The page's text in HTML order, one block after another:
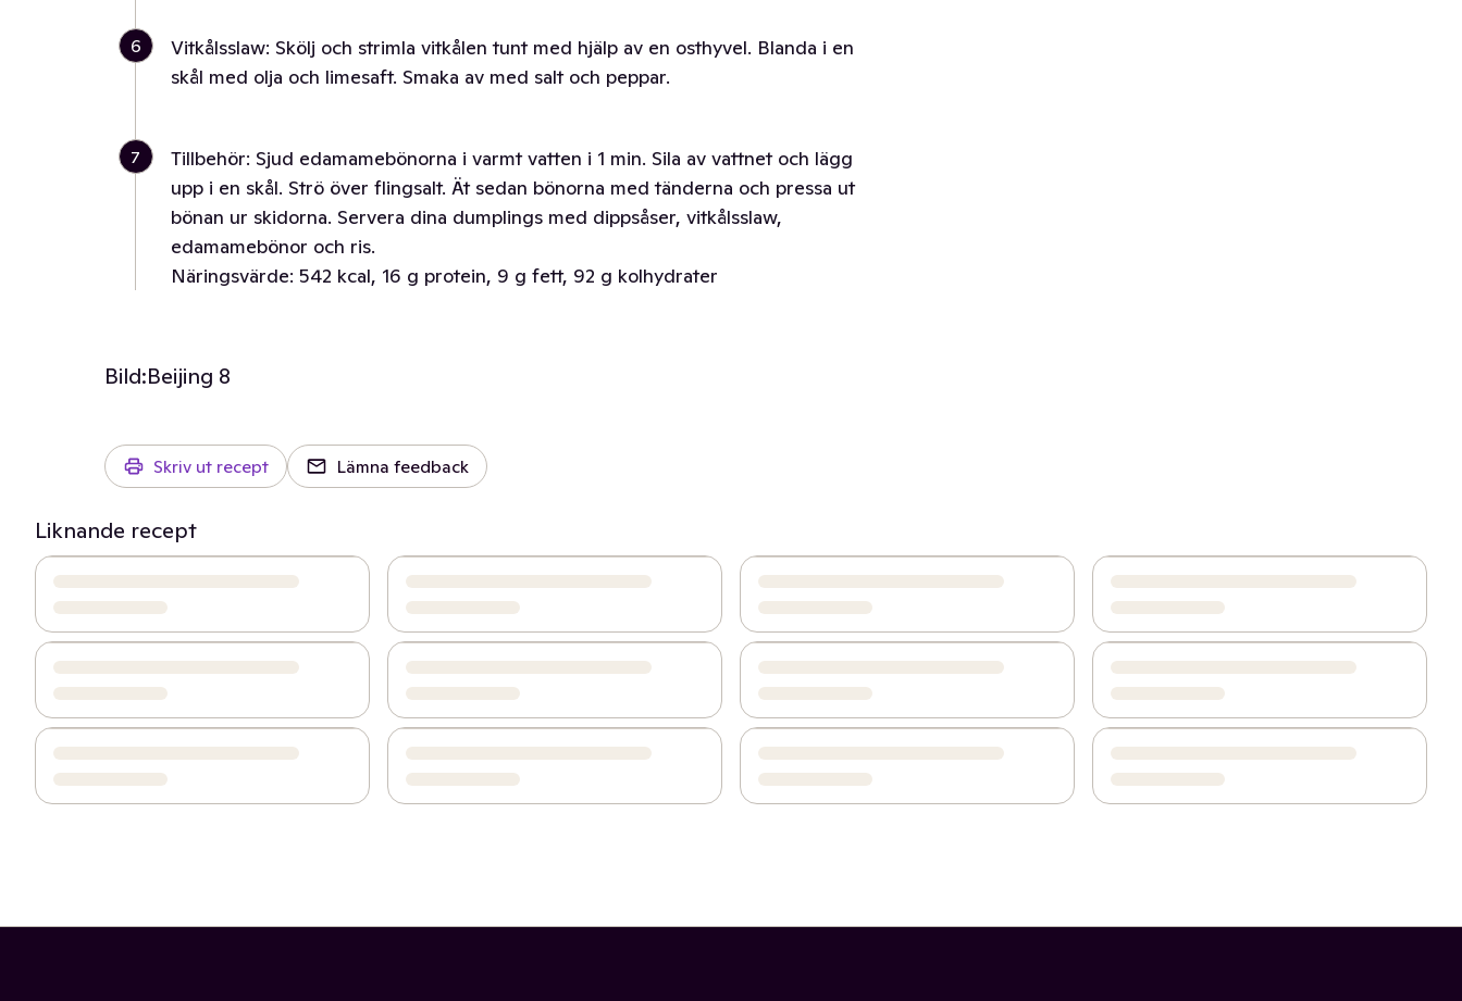
6
Vitkålsslaw: Skölj och strimla vitkålen tunt med hjälp av en osthyvel. Blanda i en
skål med olja och limesaft. Smaka av med salt och peppar.
7
Tillbehör: Sjud edamamebönorna i varmt vatten i 1 min. Sila av vattnet och lägg
upp i en skål. Strö över flingsalt. Ät sedan bönorna med tänderna och pressa ut
bönan ur skidorna. Servera dina dumplings med dippsåser, vitkålsslaw,
edamamebönor och ris.
Näringsvärde: 542 kcal, 16 g protein, 9 g fett, 92 g kolhydrater
Bild:Beijing 8
Skriv ut recept Lämna feedback
Liknande recept